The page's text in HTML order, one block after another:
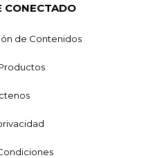
CONECTADO
de Contenidos